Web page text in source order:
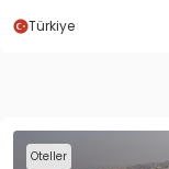
Türkiye
Oteller